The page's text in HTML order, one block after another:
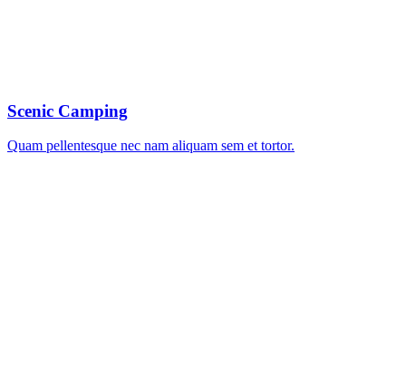
Scenic Camping
Quam pellentesque nec nam aliquam sem et tortor.